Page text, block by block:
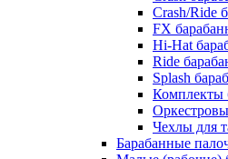
Crash/Ride
FX
Hi-Hat
Ride
Splash
Комплекты
Чехлы для
Барабанные